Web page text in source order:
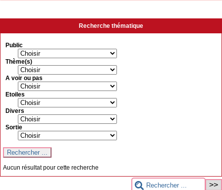
Recherche thématique
Public
Thème(s)
A voir ou pas
Etoiles
Divers
Sortie
Aucun résultat pour cette recherche